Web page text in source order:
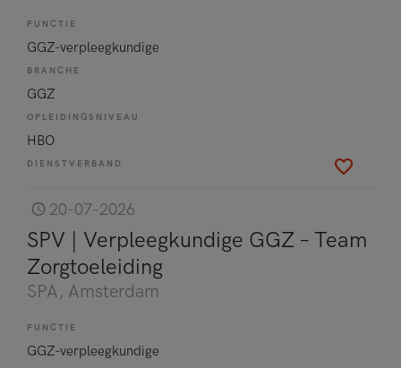
FUNCTIE
GGZ-verpleegkundige
BRANCHE
GGZ
OPLEIDINGSNIVEAU
HBO
DIENSTVERBAND
20-07-2026
SPV | Verpleegkundige GGZ – Team
Zorgtoeleiding
SPA, Amsterdam
FUNCTIE
GGZ-verpleegkundige